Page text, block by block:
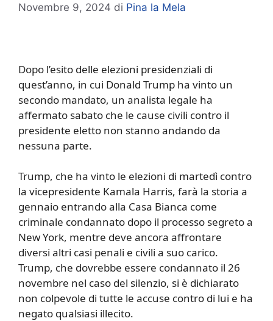
Novembre 9, 2024 di Pina la Mela
Dopo l’esito delle elezioni presidenziali di
quest’anno, in cui Donald Trump ha vinto un
secondo mandato, un analista legale ha
affermato sabato che le cause civili contro il
presidente eletto non stanno andando da
nessuna parte.
Trump, che ha vinto le elezioni di martedì contro
la vicepresidente Kamala Harris, farà la storia a
gennaio entrando alla Casa Bianca come
criminale condannato dopo il processo segreto a
New York, mentre deve ancora affrontare
diversi altri casi penali e civili a suo carico.
Trump, che dovrebbe essere condannato il 26
novembre nel caso del silenzio, si è dichiarato
non colpevole di tutte le accuse contro di lui e ha
negato qualsiasi illecito.